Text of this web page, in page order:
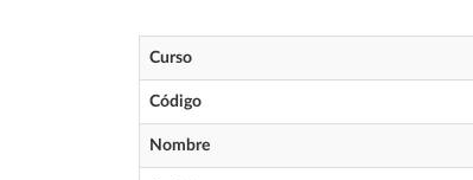
Curso
Código
Nombre